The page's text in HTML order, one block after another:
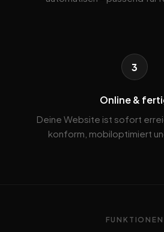
3
Online &
Deine Website ist sofort
konform, mobiloptimiert
FUNKTIONEN